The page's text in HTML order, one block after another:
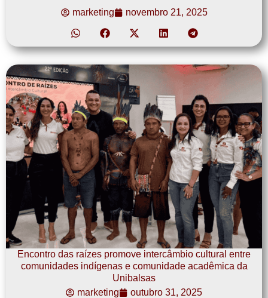
marketing novembro 21, 2025
Encontro das raízes promove intercâmbio cultural entre
comunidades indígenas e comunidade acadêmica da
Unibalsas
marketing
outubro 31, 2025